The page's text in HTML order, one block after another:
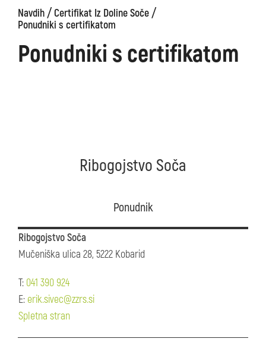
Navdih/Certifikat Iz Doline Soče/
Ponudniki s certifikatom
Ponudniki s certifikatom
Ribogojstvo Soča
Ponudnik
Ribogojstvo Soča
Mučeniška ulica 28, 5222 Kobarid
T: 041 390 924
E: erik.sivec@zzrs.si
Spletna stran